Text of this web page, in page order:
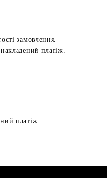
замовлення.
платіж.
платіж.